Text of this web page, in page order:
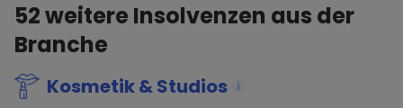
52weitere Insolvenzen aus der
Branche
Kosmetik & Studios i